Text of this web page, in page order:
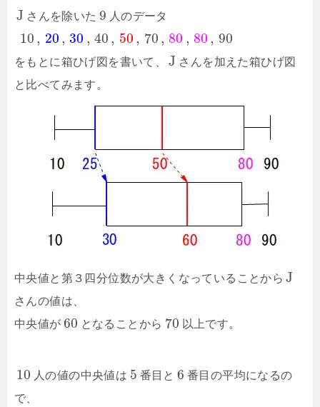
J さんを除いた 9 人のデータ
10 , 20 , 30 , 40 , 50 , 70 , 80 , 80 , 90
をもとに箱ひげ図を書いて、 J さんを加えた箱ひげ図
と比べてみます。
中央値と第３四分位数が大きくなっていることから J
さんの値は、
中央値が 60 となることから 70 以上です。
10 人の値の中央値は 5 番目と 6 番目の平均になるの
で、